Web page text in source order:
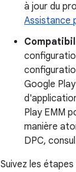
à jour du
Assistance
Google
Play EMM
manière
DPC,
Suivez les